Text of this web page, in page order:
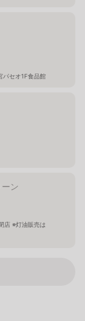
セオ1F食品館
ン
※灯油販売は